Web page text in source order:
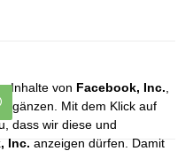
Inhalte von Facebook, Inc.
Mit dem Klick auf
dass wir diese und
Inc. anzeigen dürfen. Damit